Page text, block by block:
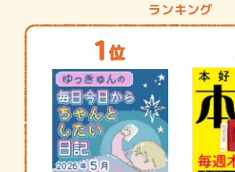
ランキング